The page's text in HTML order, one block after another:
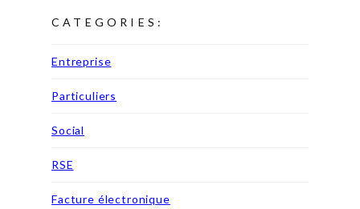
CATEGORIES:
Entreprise
Particuliers
Social
RSE
Facture électronique